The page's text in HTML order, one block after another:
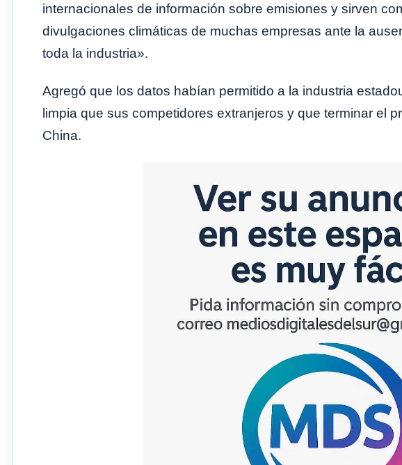
internacionales de información sobre emisiones y sirven
divulgaciones climáticas de muchas empresas ante la
toda la industria».
Agregó que los datos habían permitido a la industria
limpia que sus competidores extranjeros y que terminar el
China.